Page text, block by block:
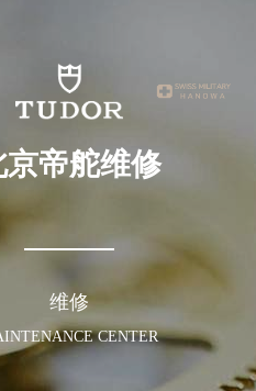
京帝舵维修
维修
CENTER